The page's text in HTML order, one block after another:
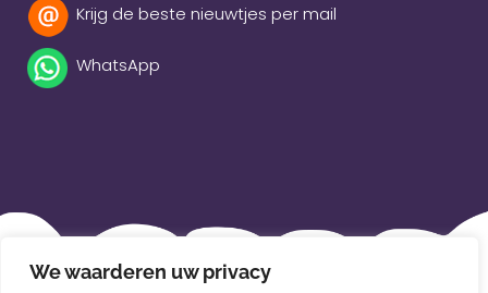
We waarderen uw privacy
Krijg de beste nieuwtjes per mail
WhatsApp
Beleidsverklaring